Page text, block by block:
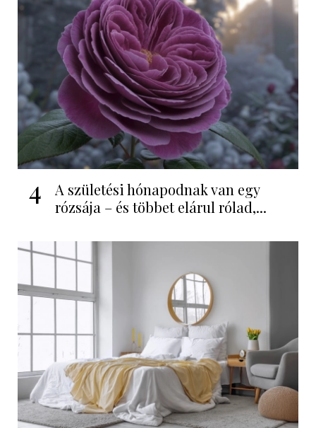
4
A születési hónapodnak van egy
rózsája – és többet elárul rólad,...